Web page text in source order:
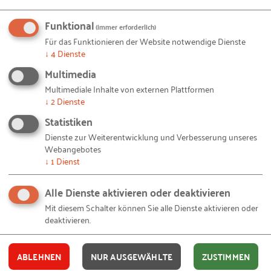
hebendes Chancenpotenzial besteht.
Erfreulicherweise sind die Fähigkeiten – nach
Selbsteinschätzung der Befragten – für eine
Gründung in allen drei Teilen Deutschlands jedoch
vorhanden. Im Osten Deutschlands besteht
diesbezüglich eine gute Basis für ein zukünftig noch
intensiveres Gründungsgeschehen. Die in der
vorliegenden Pressemittelung dargestellten
Ergebnisse sind repräsentativ: In Deutschland
wurden für den GEM zwischen Juni bis Oktober
Zu diesen und anderen Ergebnissen des aktuellen
GEM 2020/21 ist ein kostenloser Infografiken-Band
kompetenzzentrum.de/publikationen/studie/infogr
afiken-global-entrepreneurship-monitor-2021/
Funktional(immer erforderlich)
Für das Funktionieren der Website notwendige Dienste
↓ 4Dienste
Multimedia
Multimediale Inhalte von externen Plattformen
↓ 2Dienste
Statistiken
Dienste zur Weiterentwicklung und Verbesserung unseres
Webangebotes
↓ 1 Dienst
Alle Dienste aktivieren oder deaktivieren
Mit diesem Schalter können Sie alle Dienste aktivieren oder
deaktivieren.
ABLEHNEN NUR AUSGEWÄHLTE ZUSTIMMEN